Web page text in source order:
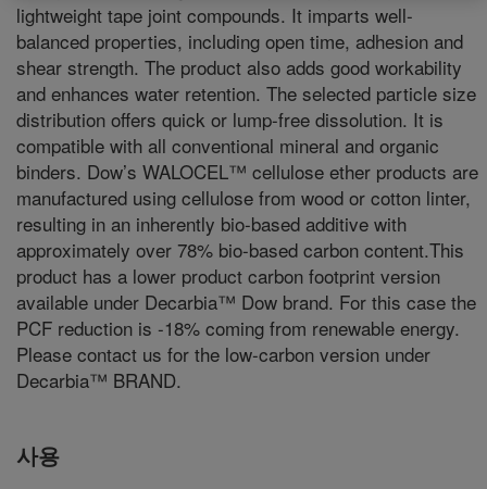
lightweight tape joint compounds. It imparts well-
balanced properties, including open time, adhesion and
shear strength. The product also adds good workability
and enhances water retention. The selected particle size
distribution offers quick or lump-free dissolution. It is
compatible with all conventional mineral and organic
binders. Dow’s WALOCEL™ cellulose ether products are
manufactured using cellulose from wood or cotton linter,
resulting in an inherently bio-based additive with
approximately over 78% bio-based carbon content.This
product has a lower product carbon footprint version
available under Decarbia™ Dow brand. For this case the
PCF reduction is -18% coming from renewable energy.
Please contact us for the low-carbon version under
Decarbia™ BRAND.
사용